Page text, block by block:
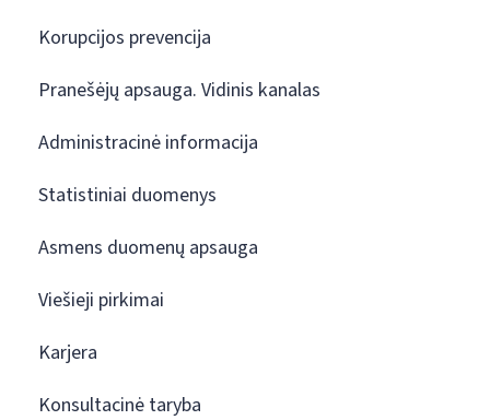
Korupcijos prevencija
Pranešėjų apsauga. Vidinis kanalas
Administracinė informacija
Statistiniai duomenys
Asmens duomenų apsauga
Viešieji pirkimai
Karjera
Konsultacinė taryba